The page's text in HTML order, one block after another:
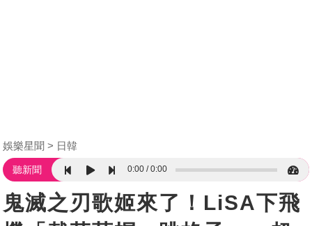
娛樂星聞 日韓
聽新聞 0:00 0:00
鬼滅之刃歌姬來了！LiSA下飛